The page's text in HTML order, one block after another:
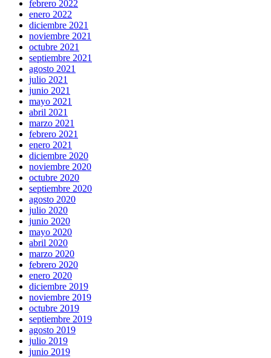
febrero 2022
enero 2022
diciembre 2021
noviembre 2021
octubre 2021
septiembre 2021
agosto 2021
julio 2021
junio 2021
mayo 2021
abril 2021
marzo 2021
febrero 2021
enero 2021
diciembre 2020
noviembre 2020
octubre 2020
septiembre 2020
agosto 2020
julio 2020
junio 2020
mayo 2020
abril 2020
marzo 2020
febrero 2020
enero 2020
diciembre 2019
noviembre 2019
octubre 2019
septiembre 2019
agosto 2019
julio 2019
junio 2019